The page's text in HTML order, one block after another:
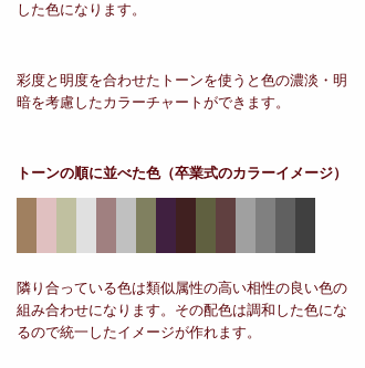
した色になります。
彩度と明度を合わせたトーンを使うと色の濃淡・明
暗を考慮したカラーチャートができます。
トーンの順に並べた色（卒業式のカラーイメージ）
隣り合っている色は類似属性の高い相性の良い色の
組み合わせになります。その配色は調和した色にな
るので統一したイメージが作れます。